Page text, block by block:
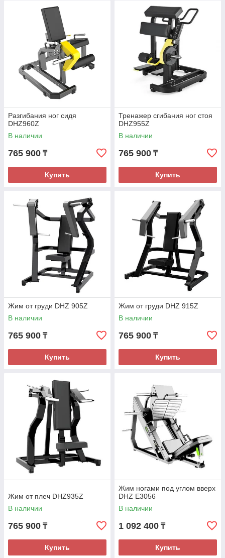
Разгибания ног сидя
DHZ960Z
В наличии
765 900 ₸
Купить
Тренажер сгибания ног стоя
DHZ955Z
В наличии
765 900 ₸
Купить
Жим от груди DHZ 905Z
В наличии
765 900 ₸
Купить
Жим от груди DHZ 915Z
В наличии
765 900 ₸
Купить
Жим от плеч DHZ935Z
В наличии
765 900 ₸
Купить
Жим ногами под углом вверх
DHZ Е3056
В наличии
1 092 400 ₸
Купить